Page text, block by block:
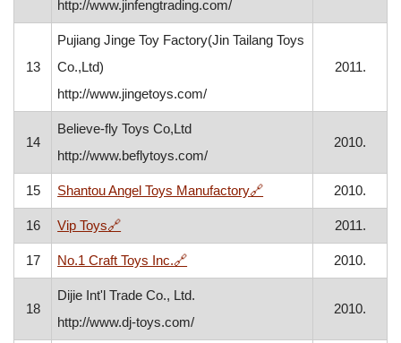
http://www.jinfengtrading.com/
13
Pujiang Jinge Toy Factory(Jin Tailang Toys
Co.,Ltd)
http://www.jingetoys.com/
2011.
14
Believe-fly Toys Co,Ltd
http://www.beflytoys.com/
2010.
15 Shantou Angel Toys Manufactory🔗, otvara se u novom
2010.
16 Vip Toys🔗, otvara se u novom prozoru 2011.
17 No.1 Craft Toys Inc.🔗, otvara se u novom prozoru2010.
18
Dijie Int'l Trade Co., Ltd.
http://www.dj-toys.com/
2010.